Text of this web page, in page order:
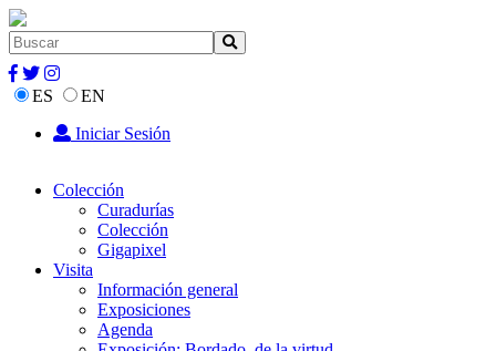
ES
EN
Iniciar Sesión
Colección
Curadurías
Colección
Gigapixel
Visita
Información general
Exposiciones
Agenda